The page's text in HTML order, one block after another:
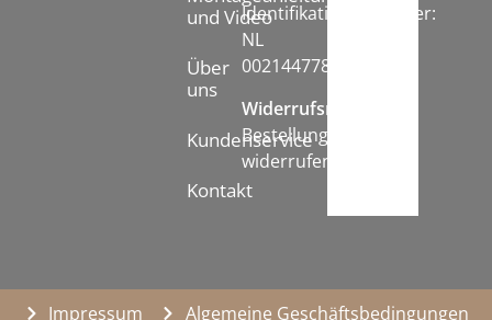
und Video
Über
uns
Kundenservice
Kontakt
Identifikationsnummer:
NL
002144778B71
Widerrufsrecht:
Bestellung
widerrufen
Impressum Algemeine Geschäftsbedingungen